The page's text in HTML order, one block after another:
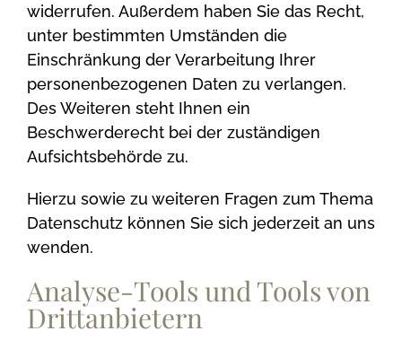
widerrufen. Außerdem haben Sie das Recht,
unter bestimmten Umständen die
Einschränkung der Verarbeitung Ihrer
personenbezogenen Daten zu verlangen.
Des Weiteren steht Ihnen ein
Beschwerderecht bei der zuständigen
Aufsichtsbehörde zu.
Hierzu sowie zu weiteren Fragen zum Thema
Datenschutz können Sie sich jederzeit an uns
wenden.
Analyse-Tools und Tools von
Dritt­anbietern